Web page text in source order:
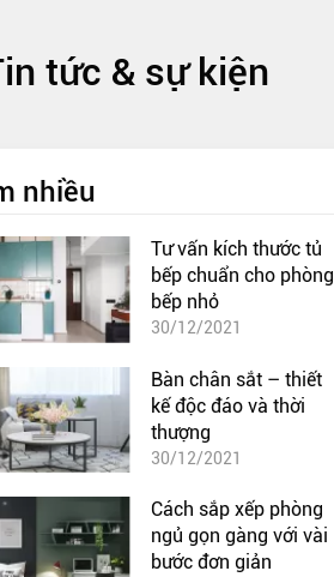
tức & sự kiện
nhiều
Tư vấn kích thước tủ
bếp chuẩn cho phòng
bếp nhỏ
30/12/2021
Bàn chân sắt – thiết
kế độc đáo và thời
thượng
30/12/2021
Cách sắp xếp phòng
ngủ gọn gàng với vài
bước đơn giản